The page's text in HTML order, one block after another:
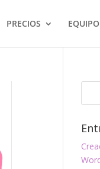
PRECIOS EQUIPO